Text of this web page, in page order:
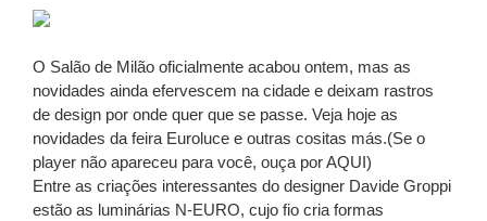
O Salão de Milão oficialmente acabou ontem, mas as
novidades ainda efervescem na cidade e deixam rastros
de design por onde quer que se passe. Veja hoje as
novidades da feira Euroluce e outras cositas más.(Se o
player não apareceu para você, ouça por AQUI)
Entre as criações interessantes do designer Davide Groppi
estão as luminárias N-EURO, cujo fio cria formas